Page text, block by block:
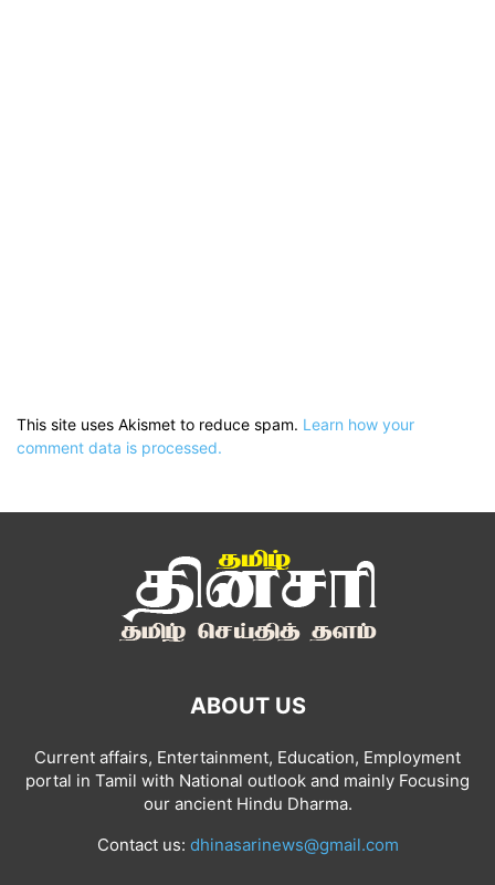
This site uses Akismet to reduce spam. Learn how your
comment data is processed.
ABOUT US
Current affairs, Entertainment, Education, Employment
portal in Tamil with National outlook and mainly Focusing
our ancient Hindu Dharma.
Contact us: dhinasarinews@gmail.com